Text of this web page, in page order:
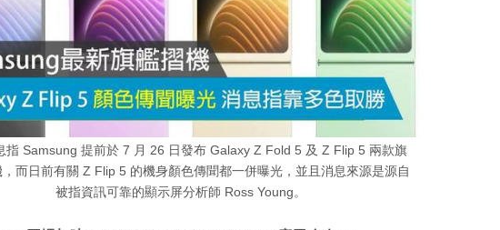
指 Samsung 提前於 7 月 26 日發布 Galaxy Z Fold 5 及 Z Flip 5 兩款旗
而日前有關 Z Flip 5 的機身顏色傳聞都一併曝光，並且消息來源是源自
被指資訊可靠的顯示屏分析師 Ross Young。